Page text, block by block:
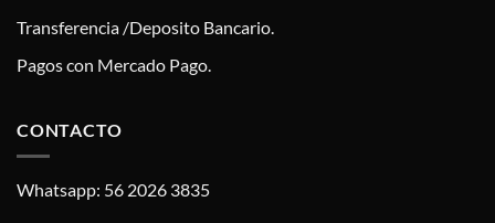
Transferencia /Deposito Bancario.
Pagos con Mercado Pago.
CONTACTO
Whatsapp: 56 2026 3835